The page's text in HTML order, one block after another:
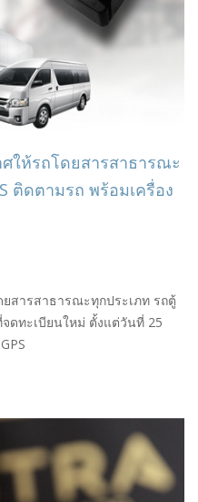
ให้รถโดยสารสาธารณะ
ติดตามรถ พร้อมเครื่อง
สารสาธารณะทุกประเภท รถตู้
ดทะเบียนใหม่ ตั้งแต่วันที่ 25